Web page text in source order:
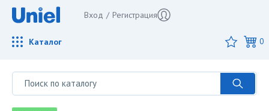
Вход / Регистрация
Каталог 0